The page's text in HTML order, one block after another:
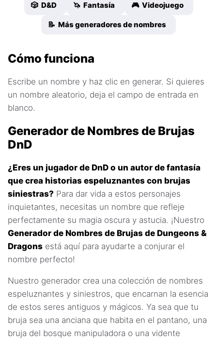
🎲 D&D 🦄 Fantasía 🎮 Videojuego
📝 Más generadores de nombres
Cómo funciona
Escribe un nombre y haz clic en generar. Si quieres
un nombre aleatorio, deja el campo de entrada en
blanco.
Generador de Nombres de Brujas
DnD
¿Eres un jugador de DnD o un autor de fantasía
que crea historias espeluznantes con brujas
siniestras? Para dar vida a estos personajes
inquietantes, necesitas un nombre que refleje
perfectamente su magia oscura y astucia. ¡Nuestro
Generador de Nombres de Brujas de Dungeons &
Dragons está aquí para ayudarte a conjurar el
nombre perfecto!
Nuestro generador crea una colección de nombres
espeluznantes y siniestros, que encarnan la esencia
de estos seres antiguos y mágicos. Ya sea que tu
bruja sea una anciana que habita en el pantano, una
bruja del bosque manipuladora o una vidente